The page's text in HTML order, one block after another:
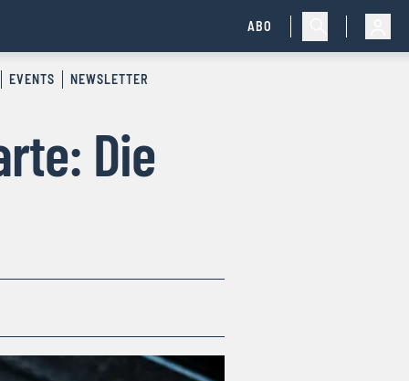
ABO
EVENTS NEWSLETTER
Die